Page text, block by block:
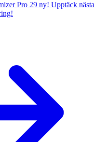
Pro 29 ny! Upptäck nästa